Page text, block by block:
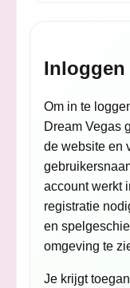
Inloggen
Om in te
Dream Vegas
de website en
account werkt
registratie
en
omgeving te
Je krijgt